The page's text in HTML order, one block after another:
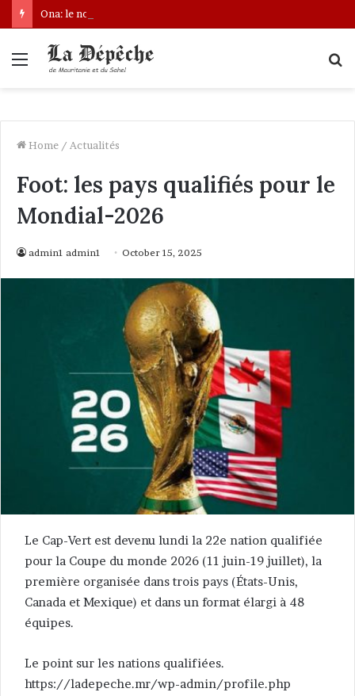
Ona: le nouveau bâtonnier installé
Menu
Home / Actualités
Foot: les pays qualifiés pour le
Mondial-2026
admin1 admin1 October 15, 2025
Le Cap-Vert est devenu lundi la 22e nation qualifiée
pour la Coupe du monde 2026 (11 juin-19 juillet), la
première organisée dans trois pays (États-Unis,
Canada et Mexique) et dans un format élargi à 48
équipes.
Le point sur les nations qualifiées.
https://ladepeche.mr/wp-admin/profile.php